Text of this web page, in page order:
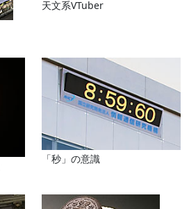
天文系VTuber
「秒」の意識